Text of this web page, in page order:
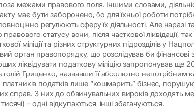
поза межами правового поля. Іншими словами,
має бути заборонено, бо для їхньої роботи
регулюють сферу їх діяльності. Але наразі
статусу вони, після часткової ліквідації,
міліції та різних структурних підрозділів у
орган правопорядку, що розслідував би фінансові
ліквідувати податкову міліцію запропонував ще
Гриценко, назвавши її абсолютно непотрібним
податків лише “кошмарить” бізнес,
справ. З них до обвинувальних вироків доходять
– одні відкупаються, інші збагачуються.